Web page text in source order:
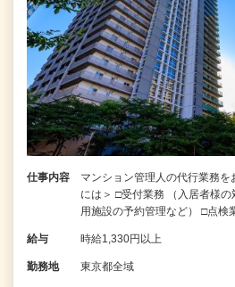
仕事内容
マンション管理人の代行業務
には＞ □受付業務 （入居者様
用施設の予約管理など） □点検
給与 時給1,330円以上
勤務地 東京都全域